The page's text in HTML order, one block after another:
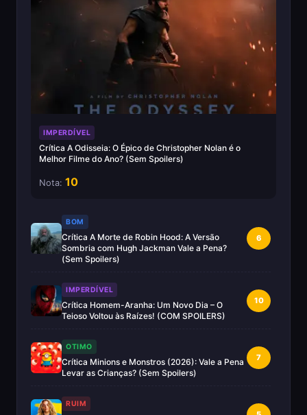
IMPERDÍVEL
Crítica A Odisseia: O Épico de Christopher Nolan é o
Melhor Filme do Ano? (Sem Spoilers)
Nota: 10
BOM
Crítica A Morte de Robin Hood: A Versão
Sombria com Hugh Jackman Vale a Pena?
(Sem Spoilers)
6
IMPERDÍVEL
Crítica Homem-Aranha: Um Novo Dia – O
Teioso Voltou às Raízes! (COM SPOILERS)
10
OTIMO
Crítica Minions e Monstros (2026): Vale a Pena
Levar as Crianças? (Sem Spoilers)
7
RUIM